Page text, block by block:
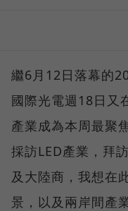
繼6月12日落幕的
國際光電週18日又
產業成為本周最聚
採訪LED產業，拜
及大陸商，我想在
景，以及兩岸間產